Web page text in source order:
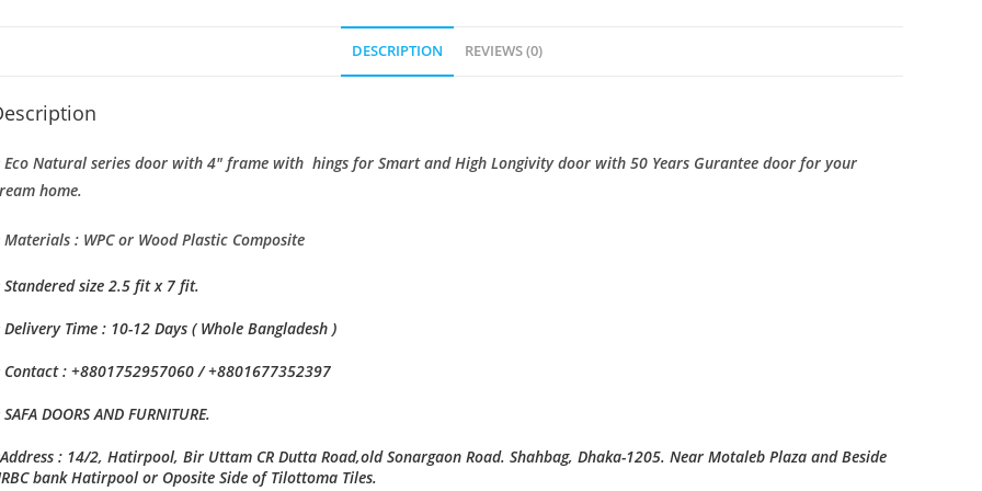
DESCRIPTION REVIEWS (0)
Eco Natural series door with 4″ frame with hings for Smart and High Longivity door with 50 Years Gurantee door for your
home.
: WPC or Wood Plastic Composite
size 2.5 fit x 7 fit.
Time : 10-12 Days ( Whole Bangladesh )
: +8801752957060 / +8801677352397
DOORS AND FURNITURE.
: 14/2, Hatirpool, Bir Uttam CR Dutta Road,old Sonargaon Road. Shahbag, Dhaka-1205. Near Motaleb Plaza and Beside
bank Hatirpool or Oposite Side of Tilottoma Tiles.